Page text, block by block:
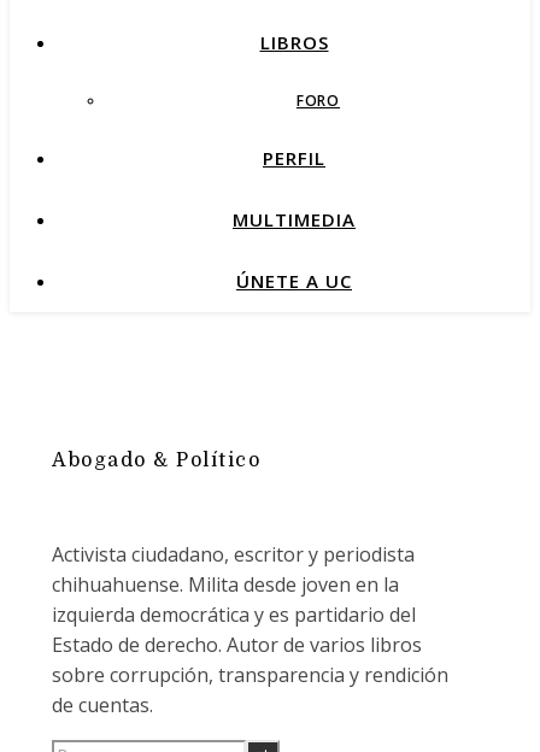
LIBROS
FORO
PERFIL
MULTIMEDIA
ÚNETE A UC
Abogado & Político
Activista ciudadano, escritor y periodista
chihuahuense. Milita desde joven en la
izquierda democrática y es partidario del
Estado de derecho. Autor de varios libros
sobre corrupción, transparencia y rendición
de cuentas.